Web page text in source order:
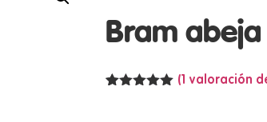
Bram
(1 valoración